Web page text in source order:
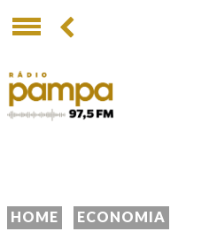
HOME ECONOMIA